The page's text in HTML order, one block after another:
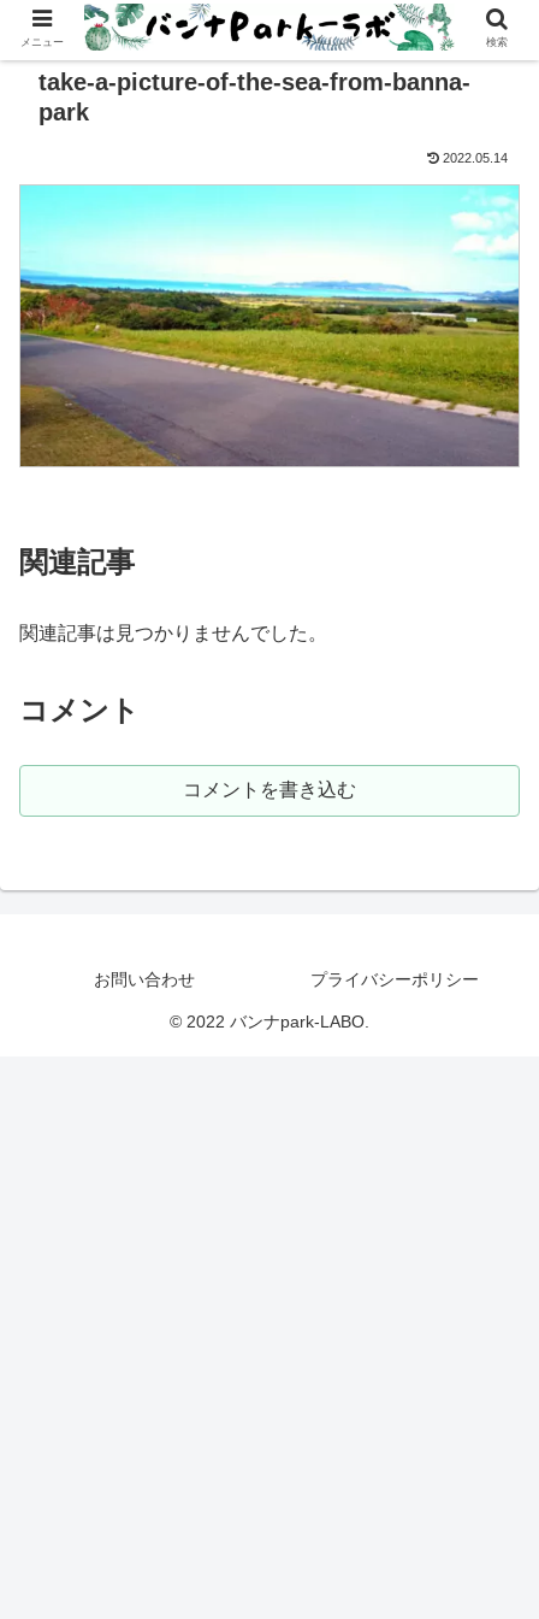
take-a-picture-of-the-sea-from-banna-
park
2022.05.14
関連記事
関連記事は見つかりませんでした。
コメント
コメントを書き込む
お問い合わせ プライバシーポリシー
© 2022 バンナpark-LABO.
メニュー 検索